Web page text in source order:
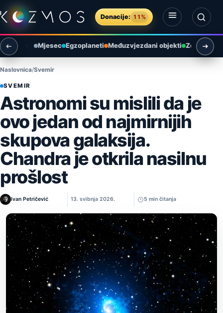
Preskoči na sadržaj
Donacije: 11%
Otvori izbornik
Otvori pretragu
Mjesec Egzoplaneti Međuzvjezdani objekti Zemlja i
Naslovnica Svemir
SVEMIR
Astronomi su mislili da je
ovo jedan od najmirnijih
skupova galaksija.
Chandra je otkrila nasilnu
prošlost
Ivan Petričević 13. svibnja 2026. 5 min čitanja